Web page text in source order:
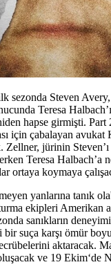
sezonda Steven
Teresa
hapse girmişti. Part
için çabalayan avukat
jürinin Steven’ı
Teresa Halbach’a
ortaya koymaya
yanlarına tanık
ekipleri Amerikan
sanıkların
suça karşı ömür
aktaracak.
ve 19 Ekim‘de